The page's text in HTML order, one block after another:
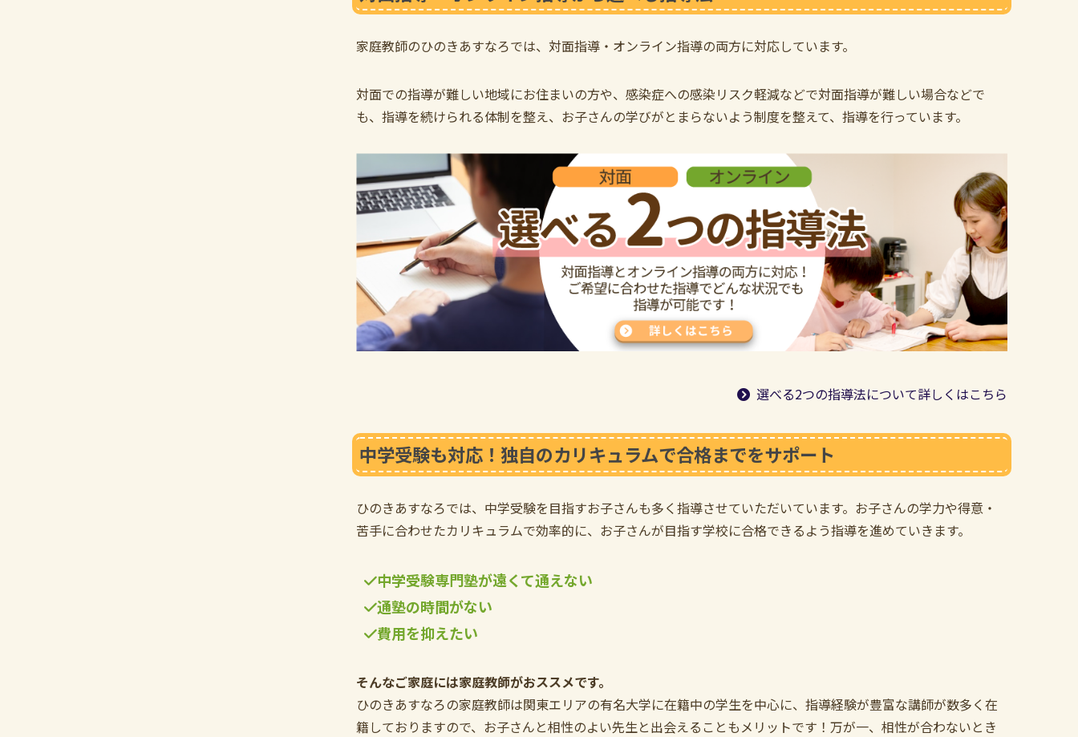
家庭教師のひのきあすなろでは、対面指導・オンライン指導の両方に対応しています。
対面での指導が難しい地域にお住まいの方や、感染症への感染リスク軽減などで対面指導が難しい場合などで
も、指導を続けられる体制を整え、お子さんの学びがとまらないよう制度を整えて、指導を行っています。
選べる2つの指導法について詳しくはこちら
中学受験も対応！独自のカリキュラムで合格までをサポート
ひのきあすなろでは、中学受験を目指すお子さんも多く指導させていただいています。お子さんの学力や得意・
苦手に合わせたカリキュラムで効率的に、お子さんが目指す学校に合格できるよう指導を進めていきます。
中学受験専門塾が遠くて通えない
通塾の時間がない
費用を抑えたい
そんなご家庭には家庭教師がおススメです。
ひのきあすなろの家庭教師は関東エリアの有名大学に在籍中の学生を中心に、指導経験が豊富な講師が数多く在
籍しておりますので、お子さんと相性のよい先生と出会えることもメリットです！万が一、相性が合わないとき